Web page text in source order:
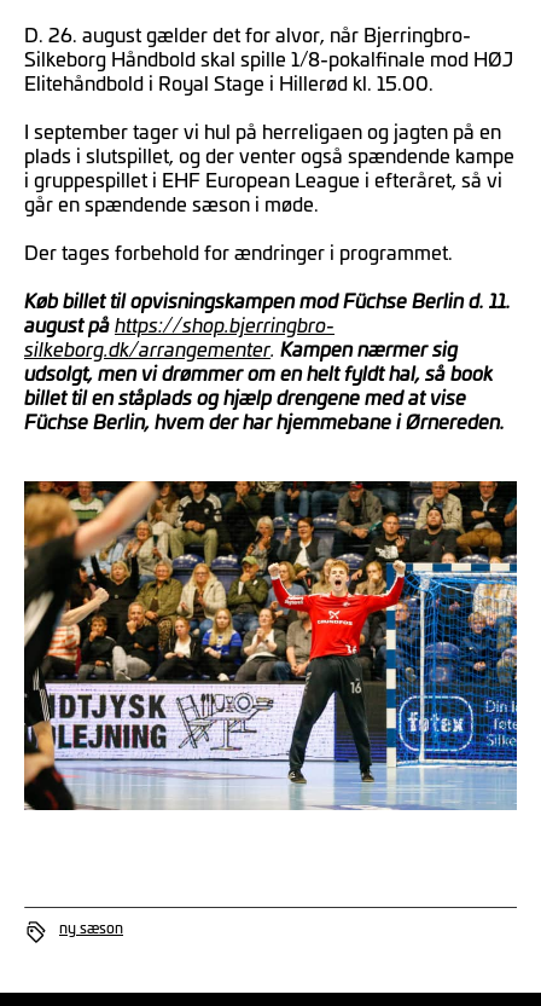
D. 26. august gælder det for alvor, når Bjerringbro-
Silkeborg Håndbold skal spille 1/8-pokalfinale mod HØJ
Elitehåndbold i Royal Stage i Hillerød kl. 15.00.
I september tager vi hul på herreligaen og jagten på en
plads i slutspillet, og der venter også spændende kampe
i gruppespillet i EHF European League i efteråret, så vi
går en spændende sæson i møde.
Der tages forbehold for ændringer i programmet.
Køb billet til opvisningskampen mod Füchse Berlin d. 11.
august påhttps://shop.bjerringbro-
silkeborg.dk/arrangementer. Kampen nærmer sig
udsolgt, men vi drømmer om en helt fyldt hal, så book
billet til en ståplads og hjælp drengene med at vise
Füchse Berlin, hvem der har hjemmebane i Ørnereden.
ny sæson